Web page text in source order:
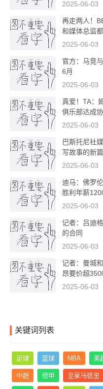
2025-06-03
再走两人！
和媒体总监
2025-06-03
官方：马竞
6月
2025-06-03
真爱！TA：
俱乐部达成
2025-06-03
巴斯托尼社
写故事的新
2025-06-03
迪马：佛罗
胜利年薪
2025-06-03
记者：吕迪
的合同
2025-06-03
记者：曼城
昂要价超
2025-06-03
关键词列表
足球 篮球 NBA 英
中超 德甲 皇家马德里